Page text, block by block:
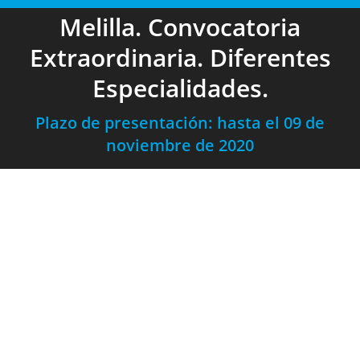
Melilla. Convocatoria
Extraordinaria. Diferentes
Especialidades.
Plazo de presentación: hasta el 09 de
noviembre de 2020